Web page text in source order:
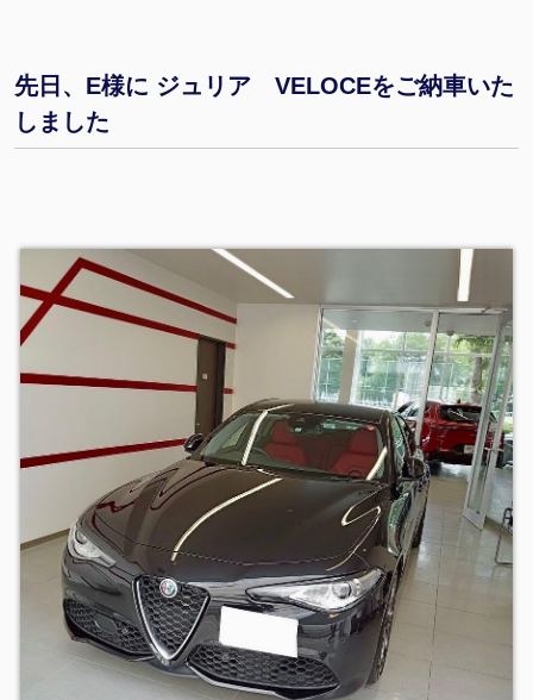
先日、E様に ジュリア VELOCEをご納車いた
しました